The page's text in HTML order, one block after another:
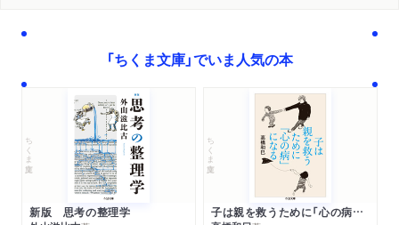
「ちくま文庫」でいま人気の本
ちくま文庫
新版 思考の整理学
ちくま文庫
子は親を救うために「心の病」になる